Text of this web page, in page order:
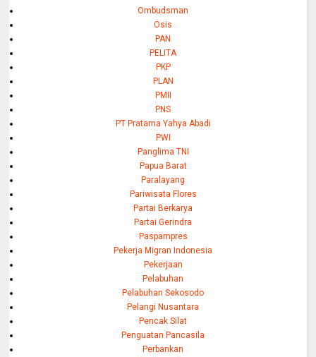
Ombudsman
Osis
PAN
PELITA
PKP
PLAN
PMII
PNS
PT Pratama Yahya Abadi
PWI
Panglima TNI
Papua Barat
Paralayang
Pariwisata Flores
Partai Berkarya
Partai Gerindra
Paspampres
Pekerja Migran Indonesia
Pekerjaan
Pelabuhan
Pelabuhan Sekosodo
Pelangi Nusantara
Pencak Silat
Penguatan Pancasila
Perbankan